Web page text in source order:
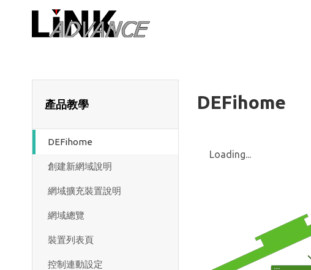
LiNK ADVANCE
產品教學
DEFihome
創建新網域說明
網域擴充裝置說明
網域總覽
裝置列表頁
控制連動設定
DEFihome
Loading...